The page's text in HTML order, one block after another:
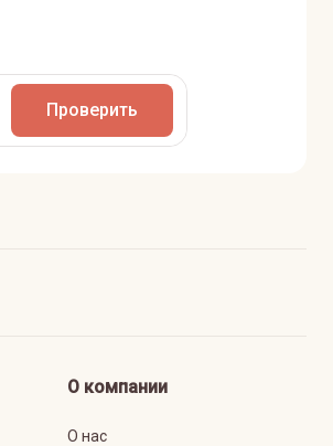
Проверить
О компании
О нас